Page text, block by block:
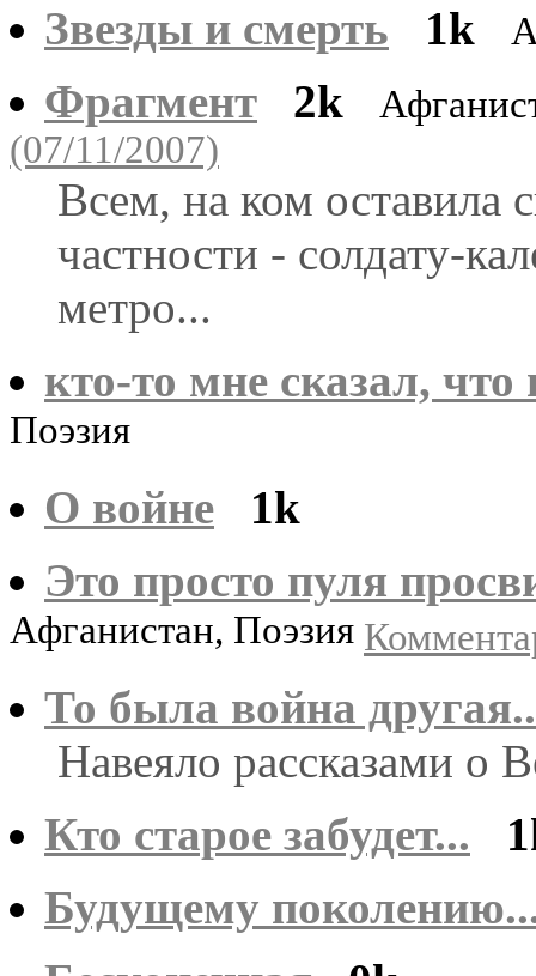
Звезды и смерть 1k
Фрагмент 2k
(07/11/2007)
Всем, на ком оставила
частности - солдату-
метро...
кто-то мне сказал, что
Поэзия
О войне
1k
Это просто пуля
Афганистан, Поэзия
То была война
Навеяло рассказами о
Кто старое забудет...
Будущему